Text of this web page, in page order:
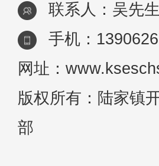
联系人：吴先生
手机：
网址：
版权所有：陆家镇
部